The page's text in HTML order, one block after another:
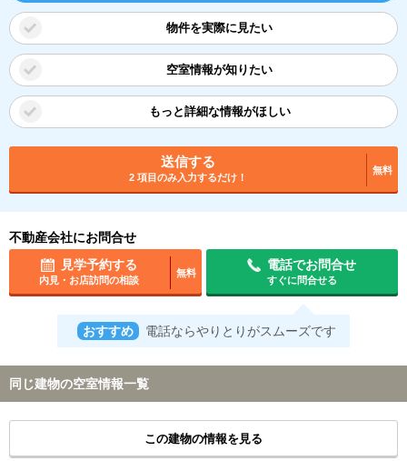
物件を実際に見たい
空室情報が知りたい
もっと詳細な情報がほしい
送信する
2 項目のみ入力するだけ！
無料
不動産会社にお問合せ
見学予約する
内見・お店訪問の相談
無料
電話でお問合せ
すぐに問合せる
おすすめ 電話ならやりとりがスムーズです
同じ建物の空室情報一覧
この建物の情報を見る